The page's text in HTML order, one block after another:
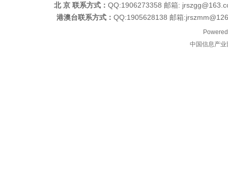
北 京 联系方式： QQ:1906273358 邮箱:
港澳台联系方式： QQ:1905628138 邮箱
中国信息产